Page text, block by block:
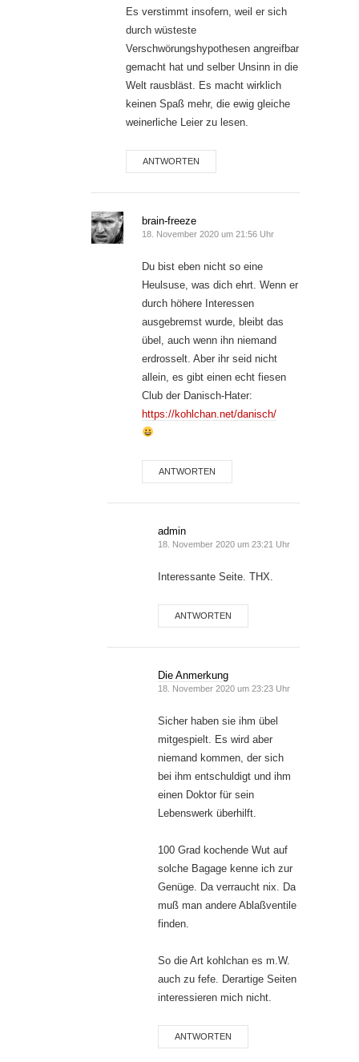
Es verstimmt insofern, weil er sich
durch wüsteste
Verschwörungshypothesen angreifbar
gemacht hat und selber Unsinn in die
Welt rausbläst. Es macht wirklich
keinen Spaß mehr, die ewig gleiche
weinerliche Leier zu lesen.
ANTWORTEN
brain-freeze
18. November 2020 um 21:56 Uhr
Du bist eben nicht so eine
Heulsuse, was dich ehrt. Wenn er
durch höhere Interessen
ausgebremst wurde, bleibt das
übel, auch wenn ihn niemand
erdrosselt. Aber ihr seid nicht
allein, es gibt einen echt fiesen
Club der Danisch-Hater:
https://kohlchan.net/danisch/
ANTWORTEN
admin
18. November 2020 um 23:21 Uhr
Interessante Seite. THX.
ANTWORTEN
Die Anmerkung
18. November 2020 um 23:23 Uhr
Sicher haben sie ihm übel
mitgespielt. Es wird aber
niemand kommen, der sich
bei ihm entschuldigt und ihm
einen Doktor für sein
Lebenswerk überhilft.
100 Grad kochende Wut auf
solche Bagage kenne ich zur
Genüge. Da verraucht nix. Da
muß man andere Ablaßventile
finden.
So die Art kohlchan es m.W.
auch zu fefe. Derartige Seiten
interessieren mich nicht.
ANTWORTEN